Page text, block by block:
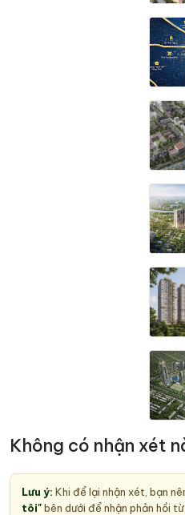
Không có nhận xét
Lưu ý: Khi để lại nhận xét, bạn
tôi"bên dưới để nhận phản hồi từ